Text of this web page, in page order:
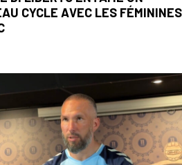
CYCLE AVEC LES FÉMININES